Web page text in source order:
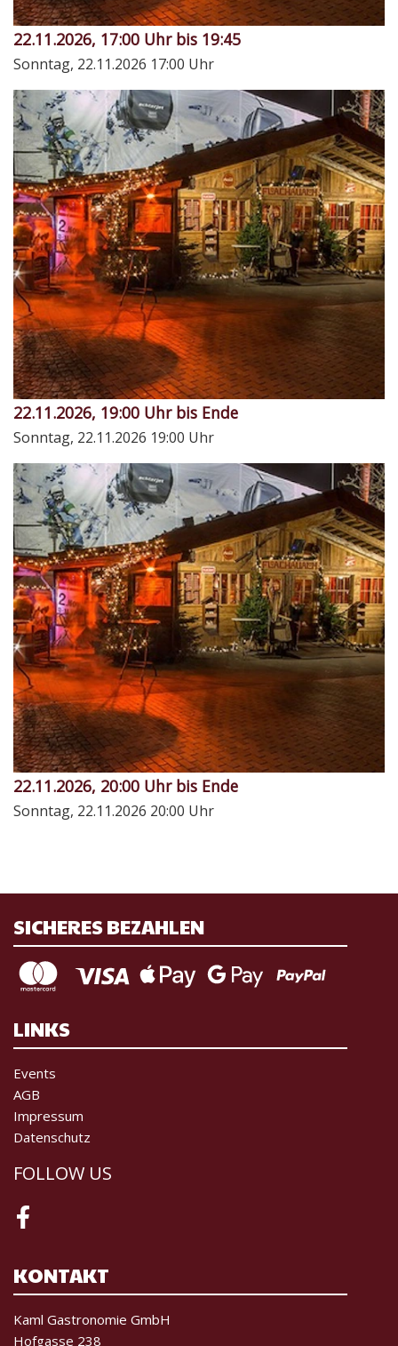
22.11.2026, 17:00 Uhr bis 19:45
Sonntag, 22.11.2026 17:00 Uhr
22.11.2026, 19:00 Uhr bis Ende
Sonntag, 22.11.2026 19:00 Uhr
22.11.2026, 20:00 Uhr bis Ende
Sonntag, 22.11.2026 20:00 Uhr
SICHERES BEZAHLEN
LINKS
Events
AGB
Impressum
Datenschutz
FOLLOW US
Facebook
KONTAKT
Kaml Gastronomie GmbH
Hofgasse 238